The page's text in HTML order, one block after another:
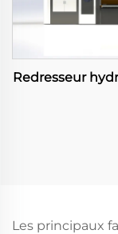
Redresseur
Les principaux